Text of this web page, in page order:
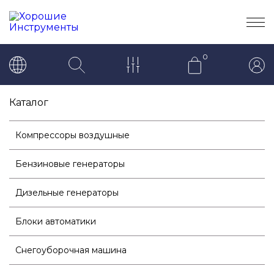
0
Каталог
Компрессоры воздушные
Бензиновые генераторы
Дизельные генераторы
Блоки автоматики
Снегоуборочная машина